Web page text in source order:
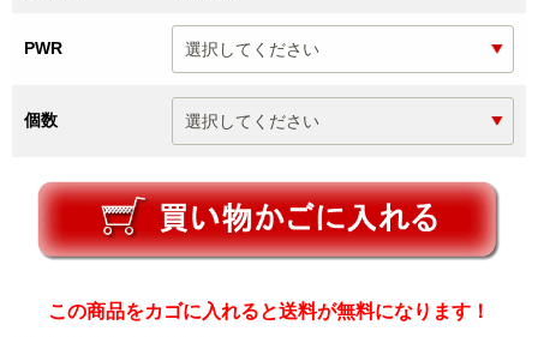
PWR
個数
この商品をカゴに入れると送料が無料になります！